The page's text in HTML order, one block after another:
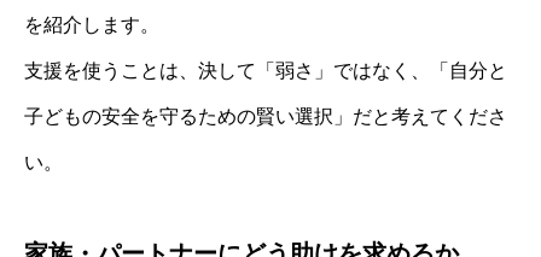
を紹介します。
支援を使うことは、決して「弱さ」ではなく、「自分と
子どもの安全を守るための賢い選択」だと考えてくださ
い。